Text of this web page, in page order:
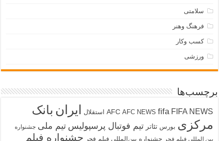
سلامتی
فرهنگ وهنر
کسب وکار
ورزشی
برچسب‌ها
AFC AFC NEWS fifa FIFA NEWS استقلال ایران بانک
مرکزی بورس تئاتر تیم فوتبال پرسپولیس تیم ملی جشنواره
بین المللی فیلم فجر جشنواره بین‌المللی فیلم فجر جشنواره فیلم